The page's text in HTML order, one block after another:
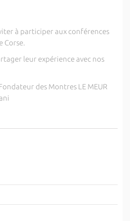
à participer aux conférences
Corse.
leur expérience avec nos
des Montres LE MEUR